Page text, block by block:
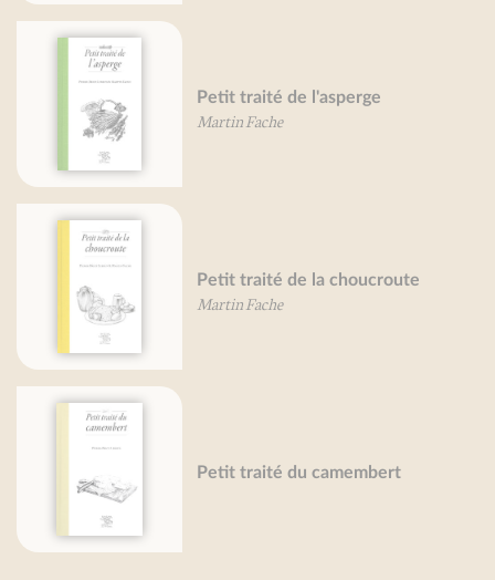
Petit traité de l'asperge
Martin Fache
Petit traité de la choucroute
Martin Fache
Petit traité du camembert